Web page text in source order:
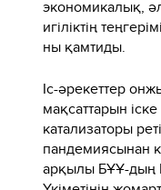
экономикалық,
игіліктің
ны қамтиды.
Іс-әрекеттер
мақсаттарын
катализаторы
пандемиясынан
арқылы БҰҰ-дың